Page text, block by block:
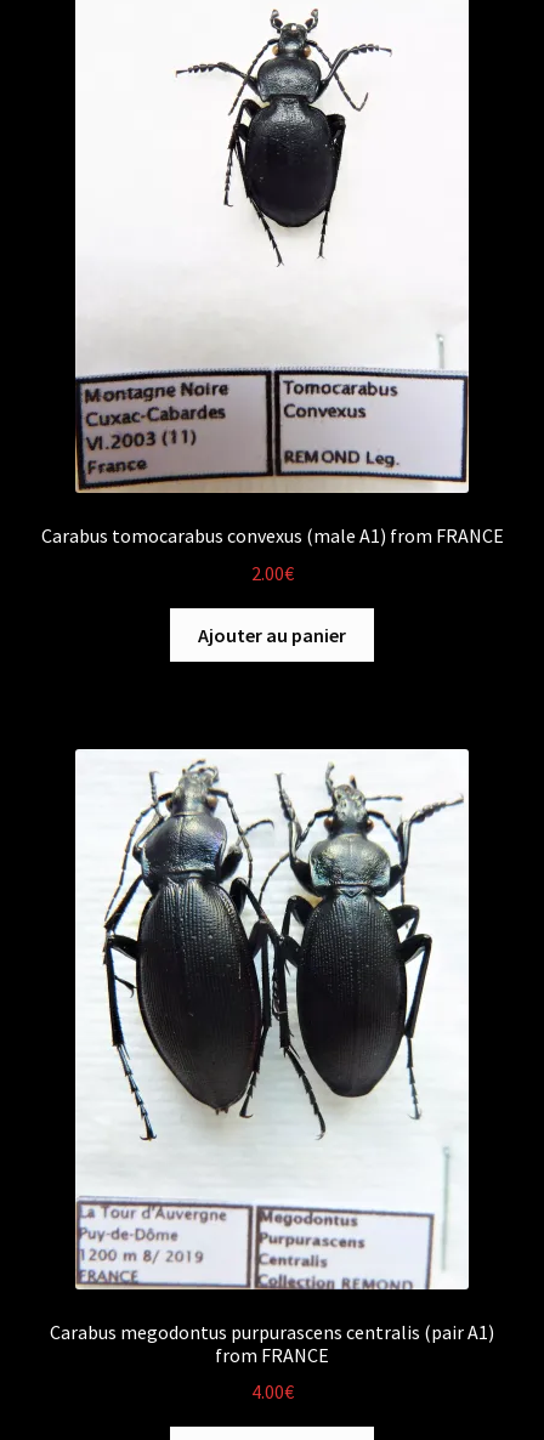
Carabus tomocarabus convexus (male A1) from FRANCE
2.00€
Ajouter au panier
Carabus megodontus purpurascens centralis (pair A1)
from FRANCE
4.00€